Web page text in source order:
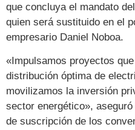
que concluya el mandato
quien será sustituido en el
empresario Daniel Noboa.
«Impulsamos proyectos
distribución óptima de
movilizamos la inversión
sector energético»,
de suscripción de los